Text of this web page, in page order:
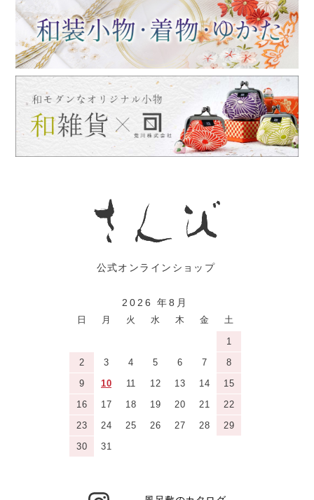
2026 年8月
日 月 火 水 木 金 土
1
2
3 4 5 6 7
8
9
10 11 12 13 14
15
16
17 18 19 20 21
22
23
24 25 26 27 28
29
30
31